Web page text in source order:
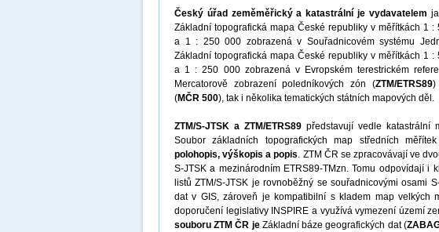
Český úřad zeměměřický a katastrální je vydavatelem
Základní topografická mapa České republiky v měřítkách 1
a 1 : 250 000 zobrazená v Souřadnicovém systému
Základní topografická mapa České republiky v měřítkách 1
a 1 : 250 000 zobrazená v Evropském terestrickém
Mercatorově zobrazení poledníkových zón (ZTM/ETRS89)
(MČR 500), tak i několika tematických státních mapových děl.
ZTM/S-JTSK a ZTM/ETRS89 představují vedle katastrální
Soubor základních topografických map středních
polohopis, výškopis a popis. ZTM ČR se zpracovávají ve
S-JTSK a mezinárodním ETRS89-TMzn. Tomu odpovídají
listů ZTM/S-JTSK je rovnoběžný se souřadnicovými osami
dat v GIS, zároveň je kompatibilní s kladem map velkých
doporučení legislativy INSPIRE a využívá vymezení území
souboru ZTM ČR jeZákladní báze geografických dat (